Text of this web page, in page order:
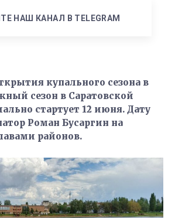
НАШ КАНАЛ В TELEGRAM
купального сезона в
сезон в Саратовской
стартует 12 июня. Дату
Роман Бусаргин на
районов.